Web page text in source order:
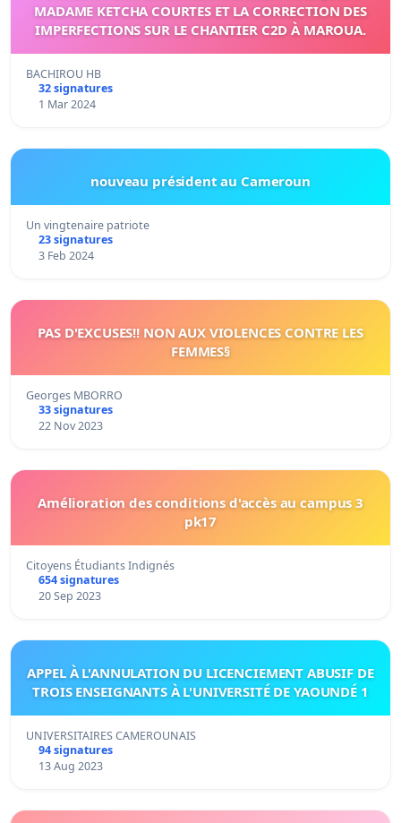
MADAME KETCHA COURTES ET LA CORRECTION DES
IMPERFECTIONS SUR LE CHANTIER C2D À MAROUA.
BACHIROU HB
32 signatures
1 Mar 2024
nouveau président au Cameroun
Un vingtenaire patriote
23 signatures
3 Feb 2024
PAS D'EXCUSES!! NON AUX VIOLENCES CONTRE LES
FEMMES§
Georges MBORRO
33 signatures
22 Nov 2023
Amélioration des conditions d'accès au campus 3
pk17
Citoyens Étudiants Indignés
654 signatures
20 Sep 2023
APPEL À L'ANNULATION DU LICENCIEMENT ABUSIF DE
TROIS ENSEIGNANTS À L'UNIVERSITÉ DE YAOUNDÉ 1
UNIVERSITAIRES CAMEROUNAIS
94 signatures
13 Aug 2023